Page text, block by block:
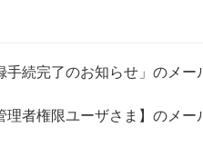
続完了のお知らせ」のメー
者権限ユーザさま】のメー